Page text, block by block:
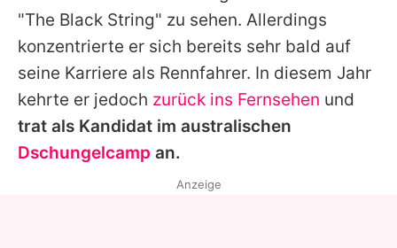
"The Black String" zu sehen. Allerdings
konzentrierte er sich bereits sehr bald auf
seine Karriere als Rennfahrer. In diesem Jahr
kehrte er jedoch zurück ins Fernsehen und
trat als Kandidat im australischen
Dschungelcamp an.
Anzeige